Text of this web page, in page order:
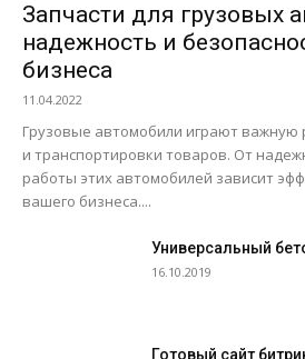
Запчасти для грузовых
надежность и
бизнеса
11.04.2022
Грузовые автомобили играют важную
и транспортировки товаров. От
работы этих автомобилей зависит
вашего бизнеса....
Универсальный
16.10.2019
Готовый сайт